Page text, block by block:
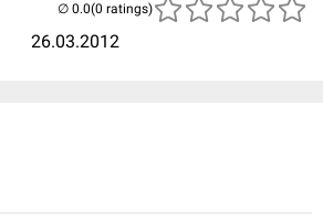
26.03.2012
(0 ratings)